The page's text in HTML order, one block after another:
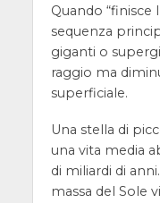
Quando
sequenza
giganti o
raggio ma
superficiale.
Una stella di
una vita media
di miliardi di
massa del Sole